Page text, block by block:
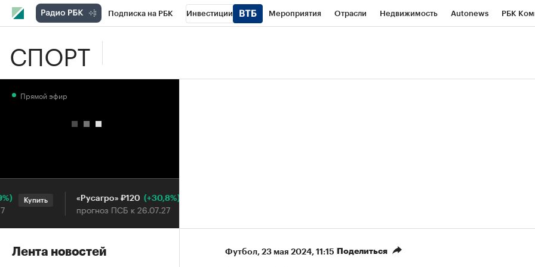
Подписка на РБК Инвестиции Мероприятия Отрасли Недвижимость Autonews РБК
СПОРТ
Футбол⁠, 23 мая 2024, 11:15 Поделиться
Прямой эфир
Купить «Русагро» ₽120 (+30,8%)
прогноз ПСБ к 26.07.27
Купить
Лента новостей